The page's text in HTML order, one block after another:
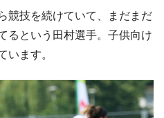
競技を続けていて、まだまだ
るという田村選手。子供向け
います。